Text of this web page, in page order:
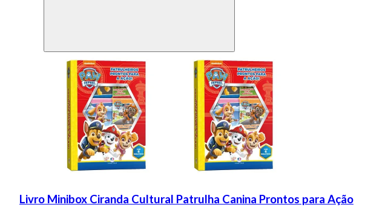
Livro Minibox Ciranda Cultural Patrulha Canina Prontos para Ação